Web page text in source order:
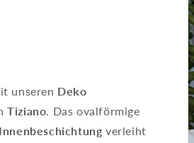
unseren Deko
Tiziano. Das ovalförmige
verleiht